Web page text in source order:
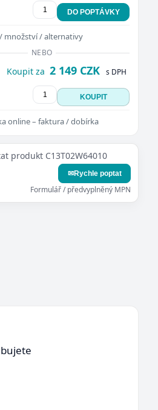
DO POPTÁVKY
množství / alternativy
NEBO
Koupit za 2 149 CZK s DPH
KOUPIT
online – faktura / dobírka
produkt C13T02W64010
✉Rychle poptat
Formulář / předvyplněný MPN